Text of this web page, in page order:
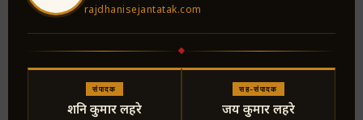
rajdhanisejantatak.com
संपादक
शनि कुमार लहरे
सह-संपादक
जय कुमार लहरे